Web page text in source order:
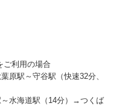
ご利用の場合
原駅～守谷駅（快速32分、
水海道駅（14分）→つくば